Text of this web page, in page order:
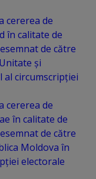
cererea de
în calitate de
de către
și
al circumscripției
cererea de
în calitate de
de către
Moldova în
electorale